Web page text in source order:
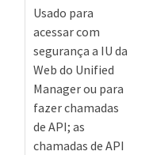
Usado para
acessar com
segurança a IU da
Web do Unified
Manager ou para
fazer chamadas
de API; as
chamadas de API